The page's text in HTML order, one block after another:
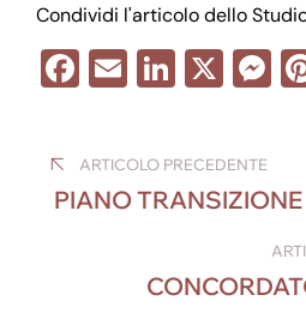
Condividi l'articolo dello
F
c
e
b
E
ail
Li
k
e
dI
X M
e
n
g
er
articoli
ARTICOLO PRECEDENTE
PIANO